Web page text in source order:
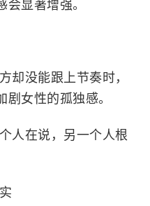
会显著增强。
却没能跟上节奏时，
剧女性的孤独感。
人在说，另一个人根